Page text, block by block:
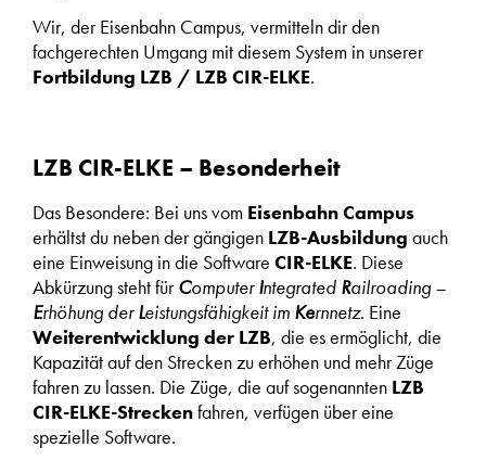
Wir, der Eisenbahn Campus, vermitteln dir den
fachgerechten Umgang mit diesem System in unserer
Fortbildung LZB / LZB CIR-ELKE.
LZB CIR-ELKE – Besonderheit
Das Besondere: Bei uns vom Eisenbahn Campus
erhältst du neben der gängigen LZB-Ausbildung auch
eine Einweisung in die Software CIR-ELKE. Diese
Abkürzung steht fürComputerIntegrated Railroading –
Erhöhung derLeistungsfähigkeit im Kernnetz. Eine
Weiterentwicklung der LZB, die es ermöglicht, die
Kapazität auf den Strecken zu erhöhen und mehr Züge
fahren zu lassen. Die Züge, die auf sogenannten LZB
CIR-ELKE-Streckenfahren, verfügen über eine
spezielle Software.